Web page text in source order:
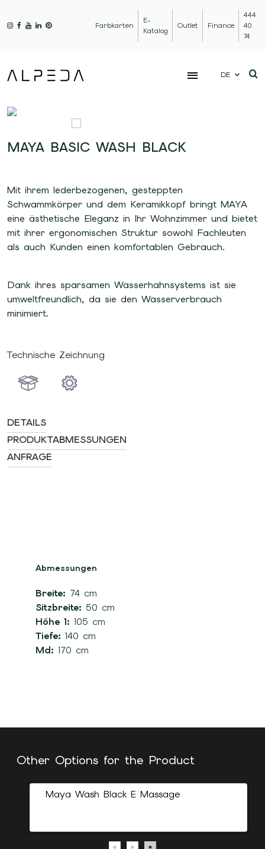
Farbkarten
E-
Katalog
Outlet Finance
444
40
74
DE
MAYA BASIC WASH BLACK
Mit ihrem lederbezogenen, gesteppten
Schwammkörper und dem Keramikkopf bringt MAYA
eine ästhetische Eleganz in Ihr Wohnzimmer und bietet
mit ihrer ergonomischen Struktur sowohl Fachleuten
als auch Kunden einen komfortablen Gebrauch.
Dank ihres sparsamen Wasserhahnsystems ist sie
umweltfreundlich, da sie den Wasserverbrauch
minimiert.
Technische Zeichnung
DETAILS
PRODUKTABMESSUNGEN
ANFRAGE
Abmessungen
Breite: 74 cm
Sitzbreite: 50 cm
Höhe 1: 105 cm
Tiefe: 140 cm
Md: 170 cm
Other Options for the Product
Maya Wash Black E Massage